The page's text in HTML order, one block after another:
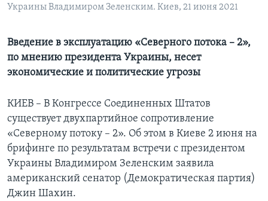
Украины Владимиром Зеленским. Киев, 21 июня 2021
Введение в эксплуатацию «Северного потока – 2»,
по мнению президента Украины, несет
экономические и политические угрозы
КИЕВ – В Конгрессе Соединенных Штатов
существует двухпартийное сопротивление
«Северному потоку – 2». Об этом в Киеве 2 июня на
брифинге по результатам встречи с президентом
Украины Владимиром Зеленским заявила
американский сенатор (Демократическая партия)
Джин Шахин.